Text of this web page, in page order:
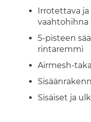
Irrotettava ja
vaahtohihna
5-pisteen
rintaremmi
Airmesh-
Sisäiset ja